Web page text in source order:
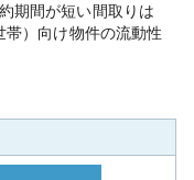
期間が短い間取りは
）向け物件の流動性